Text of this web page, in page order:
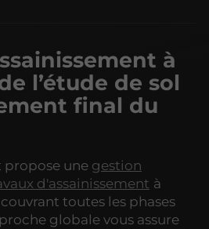
à
l’étude de sol
final du
propose une gestion
d'assainissement à
toutes les phases
globale vous assure